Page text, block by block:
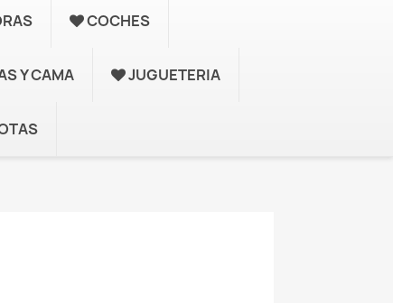
COCHES
Y CAMA JUGUETERIA